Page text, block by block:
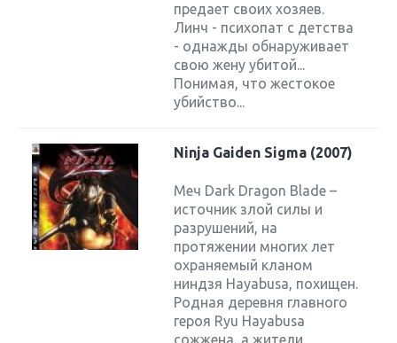
предает своих хозяев.
Линч - психопат с детства
- однажды обнаруживает
свою жену убитой...
Понимая, что жестокое
убийство...
Ninja Gaiden Sigma (2007)
Меч Dark Dragon Blade –
источник злой силы и
разрушений, на
протяжении многих лет
охраняемый кланом
ниндзя Hayabusa, похищен.
Родная деревня главного
героя Ryu Hayabusa
сожжена, а жители